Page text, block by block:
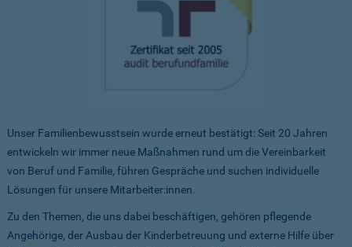
Unser Familienbewusstsein wurde erneut bestätigt: Seit 20 Jahren
entwickeln wir immer neue Maßnahmen rund um die Vereinbarkeit
von Beruf und Familie, führen Gespräche und suchen individuelle
Lösungen für unsere Mitarbeiter:innen.
Zu den Themen, die uns dabei beschäftigen, gehören pflegende
Angehörige, der Ausbau der Kinderbetreuung und externe Hilfe über